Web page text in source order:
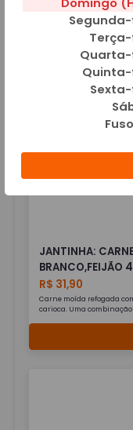
JANTINHA:
ARROZ BRANCO E
JANTINHA:
BRANCO,FEIJÃO
R$ 31,90
Carne moída refogada
carioca. Uma